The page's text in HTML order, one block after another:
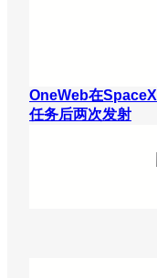
OneWeb在SpaceX
任务后两次发射